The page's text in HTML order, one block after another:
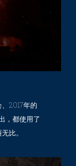
2017年的
，都使用了
比。